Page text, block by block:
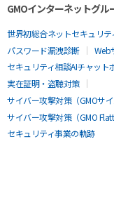
GMOインターネットグ
世界初総合ネットセキュリテ
パスワード漏洩診断
Web
セキュリティ相談AIチャット
実在証明・盗聴対策
サイバー攻撃対策（GMOサ
サイバー攻撃対策（GMO Flatt
セキュリティ事業の軌跡